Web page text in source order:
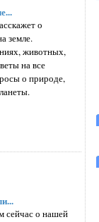
о
земле.
животных,
на все
о природе,
сейчас о нашей